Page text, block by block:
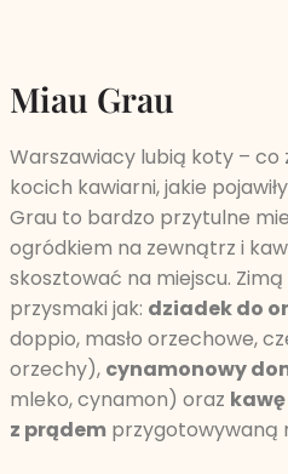
Miau Grau
Warszawiacy lubią koty – co
kocich kawiarni, jakie
Grau to bardzo przytulne
ogródkiem na zewnątrz i
skosztować na miejscu.
przysmaki jak: dziadek do
doppio, masło orzechowe,
orzechy), cynamonowy
mleko, cynamon) oraz kawę
z prądem przygotowywaną